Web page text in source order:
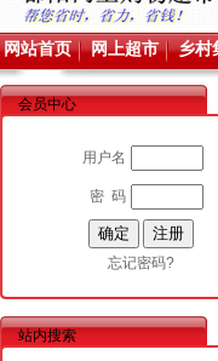
网站首页 网上超市 乡村
会员中心
用户名
密 码
忘记密码?
站内搜索